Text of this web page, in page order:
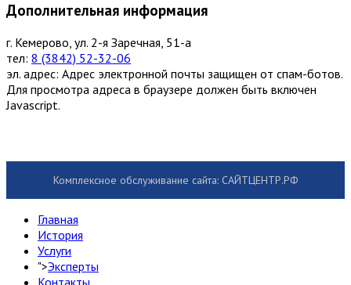
Дополнительная информация
г. Кемерово, ул. 2-я Заречная, 51-а
тел: 8 (3842) 52-32-06
эл. адрес: Адрес электронной почты защищен от спам-ботов.
Для просмотра адреса в браузере должен быть включен
Javascript.
Комплексное обслуживание сайта: САЙТЦЕНТР.РФ
Главная
История
Услуги
">Эксперты
Контакты